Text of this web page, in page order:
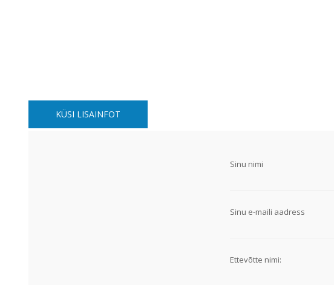
Vaskkaablid ja -juhtmed
KÜSI LISAINFOT
Sinu nimi
Sinu e-maili aadress
Ettevõtte nimi: